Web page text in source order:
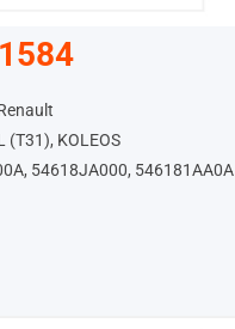
(T31), KOLEOS
54618JA000, 546181AA0A